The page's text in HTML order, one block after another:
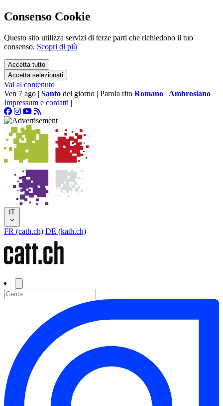
Consenso Cookie
Questo sito utilizza servizi di terze parti che richiedono il tuo
consenso. Scopri di più
Accetta tutto
Accetta selezionati
Vai al contenuto
Ven 7 ago | Santo del giorno | Parola rito Romano | Ambrosiano
Impressum e contatti |
IT
FR (cath.ch) DE (kath.ch)